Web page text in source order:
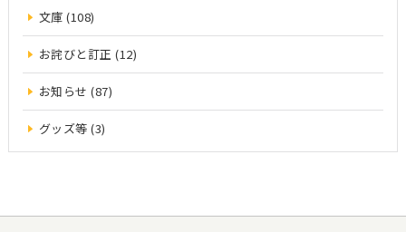
文庫 (108)
お詫びと訂正 (12)
お知らせ (87)
グッズ等 (3)